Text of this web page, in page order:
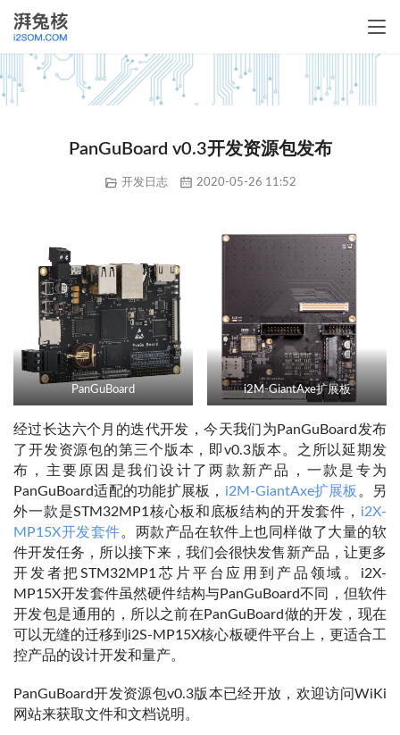
PanGuBoard v0.3开发资源包发布
开发日志 2020-05-26 11:52
PanGuBoard i2M-GiantAxe扩展板
经过长达六个月的迭代开发，今天我们为PanGuBoard发布
了开发资源包的第三个版本，即v0.3版本。之所以延期发
布，主要原因是我们设计了两款新产品，一款是专为
PanGuBoard适配的功能扩展板， i2M-GiantAxe扩展板 。另
外一款是STM32MP1核心板和底板结构的开发套件， i2X-
MP15X开发套件。两款产品在软件上也同样做了大量的软
件开发任务，所以接下来，我们会很快发售新产品，让更多
开发者把STM32MP1芯片平台应用到产品领域。i2X-
MP15X开发套件虽然硬件结构与PanGuBoard不同，但软件
开发包是通用的，所以之前在PanGuBoard做的开发，现在
可以无缝的迁移到i2S-MP15X核心板硬件平台上，更适合工
控产品的设计开发和量产。
PanGuBoard开发资源包v0.3版本已经开放，欢迎访问WiKi
网站来获取文件和文档说明。